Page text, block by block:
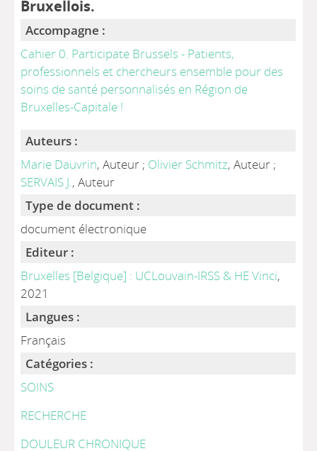
Bruxellois.
Accompagne :
Cahier 0. Participate Brussels - Patients,
professionnels et chercheurs ensemble pour des
soins de santé personnalisés en Région de
Bruxelles-Capitale !
Auteurs :
Marie Dauvrin, Auteur ; Olivier Schmitz, Auteur ;
SERVAIS J., Auteur
Type de document :
document électronique
Editeur :
Bruxelles [Belgique] : UCLouvain-IRSS & HE Vinci,
2021
Langues :
Français
Catégories :
SOINS
RECHERCHE
DOULEUR CHRONIQUE